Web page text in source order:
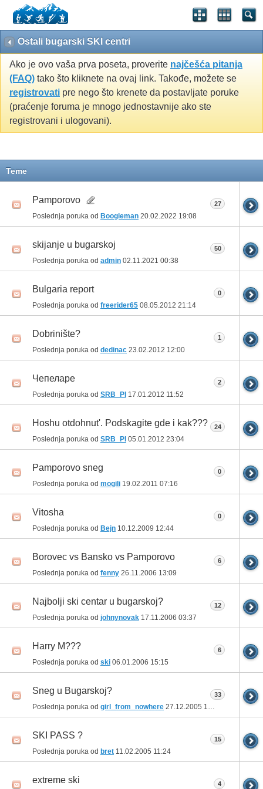
Ostali bugarski SKI centri
Ako je ovo vaša prva poseta, proverite najčešća pitanja
(FAQ) tako što kliknete na ovaj link. Takođe, možete se
registrovati pre nego što krenete da postavljate poruke
(praćenje foruma je mnogo jednostavnije ako ste
registrovani i ulogovani).
Teme
Pamporovo
Poslednja poruka od Boogieman 20.02.2022 19:08
27
skijanje u bugarskoj
Poslednja poruka od admin 02.11.2021 00:38
50
Bulgaria report
Poslednja poruka od freerider65 08.05.2012 21:14
0
Dobrinište?
Poslednja poruka od dedinac 23.02.2012 12:00
1
Чепеларе
Poslednja poruka od SRB_PI 17.01.2012 11:52
2
Hoshu otdohnut'. Podskagite gde i kak???
Poslednja poruka od SRB_PI 05.01.2012 23:04
24
Pamporovo sneg
Poslednja poruka od mogili 19.02.2011 07:16
0
Vitosha
Poslednja poruka od Bejn 10.12.2009 12:44
0
Borovec vs Bansko vs Pamporovo
Poslednja poruka od fenny 26.11.2006 13:09
6
Najbolji ski centar u bugarskoj?
Poslednja poruka od johnynovak 17.11.2006 03:37
12
Harry M???
Poslednja poruka od ski 06.01.2006 15:15
6
Sneg u Bugarskoj?
Poslednja poruka od girl_from_nowhere 27.12.2005 18:27
33
SKI PASS ?
Poslednja poruka od bret 11.02.2005 11:24
15
extreme ski 4